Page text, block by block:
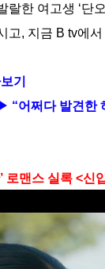
한 여고생 ‘단
고, 지금 B tv에
기
“어쩌다 발견한
로맨스 실록 <신